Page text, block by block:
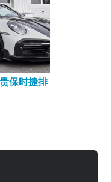
保时捷排